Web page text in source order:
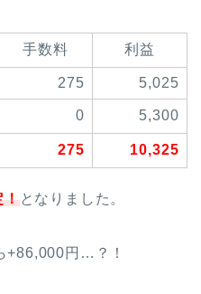
手数料 利益
275 5,025
0 5,300
275 10,325
！となりました。
+86,000円…？！